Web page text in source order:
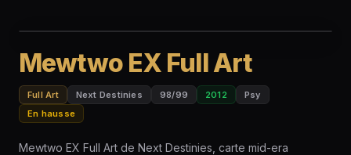
Mewtwo EX Full Art
Full Art Next Destinies 98/99 2012
Psy
En hausse
Mewtwo EX Full Art de Next Destinies, carte mid-era